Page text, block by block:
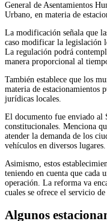
General de Asentamientos
Urbano, en materia de
La modificación señala que
caso modificar la legislación
La regulación podrá
manera proporcional al
También establece que los
materia de estacionamientos
jurídicas locales.
El documento fue enviado al
constitucionales. Menciona
atender la demanda de los
vehículos en diversos lugares.
Asimismo, estos
teniendo en cuenta que cada
operación. La reforma va
cuales se ofrece el servicio de
Algunos